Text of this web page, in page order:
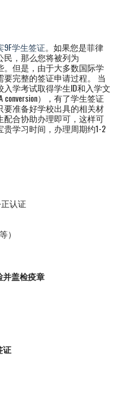
9F学生签证。如果您是菲律
民，那么您将被列为
。但是，由于大多数国际学
要完整的签证申请过程。 当
学考试取得学生ID和入学文
），有了学生签证
要准备好学校出具的相关材
合协助办理即可，这样可
学习时间，办理周期约1-2
认证
）
并盖检疫章
证